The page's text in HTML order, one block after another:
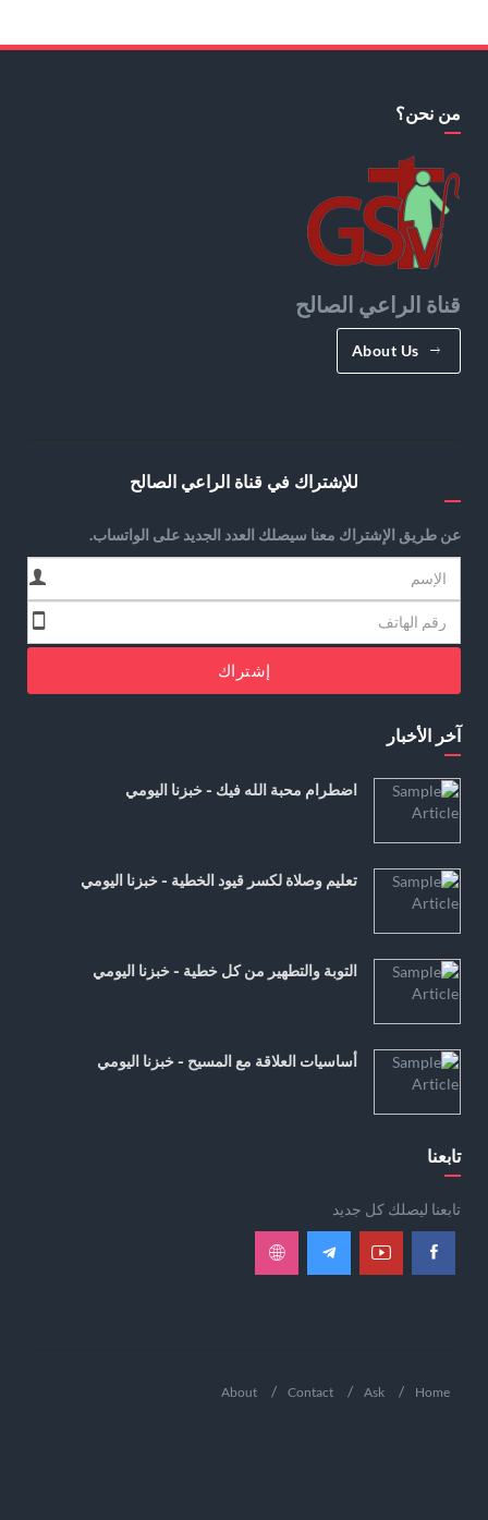
من نحن؟
قناة الراعي الصالح
About Us
للإشتراك في قناة الراعي الصالح
عن طريق الإشتراك معنا سيصلك العدد الجديد على الواتساب.
إشتراك
آخر الأخبار
اضطرام محبة الله فيك - خبزنا اليومي
تعليم وصلاة لكسر قيود الخطية - خبزنا اليومي
التوبة والتطهير من كل خطية - خبزنا اليومي
أساسيات العلاقة مع المسيح - خبزنا اليومي
تابعنا
تابعنا ليصلك كل جديد
Home
Ask
Contact
About